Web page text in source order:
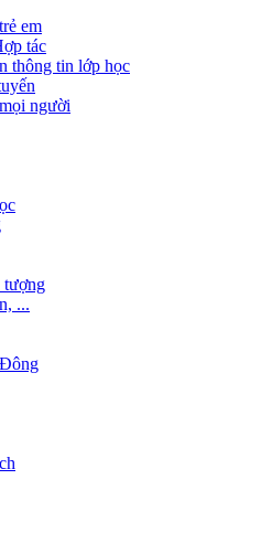
em
tác
thông tin lớp học
người
tượng
...